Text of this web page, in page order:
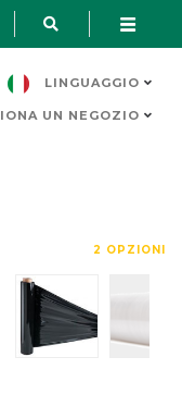
LINGUAGGIO
UN NEGOZIO
2 OPZIONI